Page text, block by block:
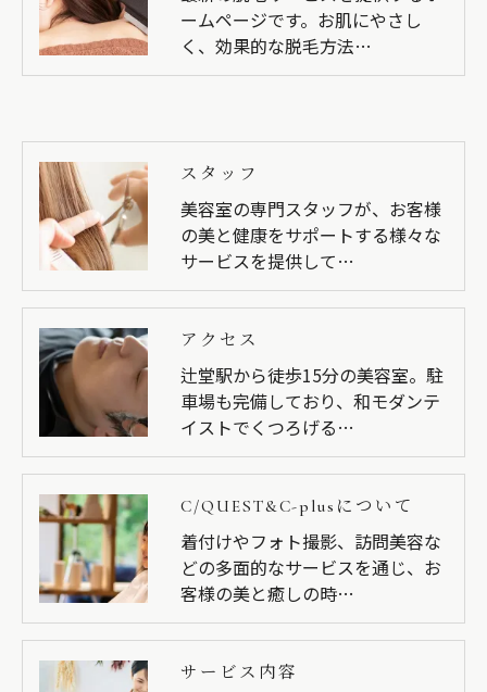
ームページです。お肌にやさし
く、効果的な脱毛方法…
スタッフ
美容室の専門スタッフが、お客様
の美と健康をサポートする様々な
サービスを提供して…
アクセス
辻堂駅から徒歩15分の美容室。駐
車場も完備しており、和モダンテ
イストでくつろげる…
C/QUEST&C-plusについて
着付けやフォト撮影、訪問美容な
どの多面的なサービスを通じ、お
客様の美と癒しの時…
サービス内容